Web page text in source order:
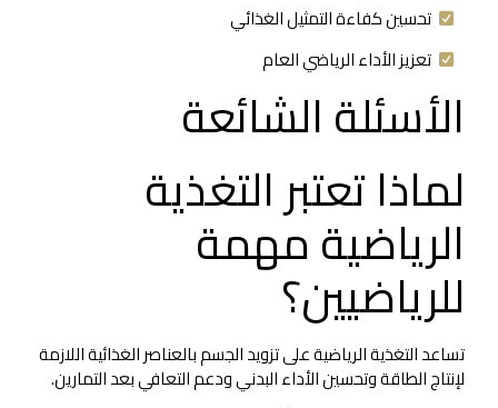
تحسين كفاءة التمثيل الغذائي
تعزيز الأداء الرياضي العام
الأسئلة الشائعة
لماذا تعتبر التغذية
الرياضية مهمة
للرياضيين؟
تساعد التغذية الرياضية على تزويد الجسم بالعناصر الغذائية اللازمة
لإنتاج الطاقة وتحسين الأداء البدني ودعم التعافي بعد التمارين.